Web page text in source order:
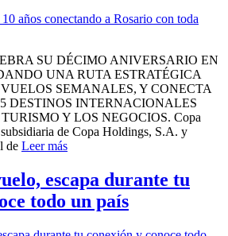
SU DÉCIMO ANIVERSARIO EN
UNA RUTA ESTRATÉGICA
SEMANALES, Y CONECTA
DESTINOS INTERNACIONALES
Y LOS NEGOCIOS. Copa
de Copa Holdings, S.A. y
de Leer más
escapa durante tu
todo un país